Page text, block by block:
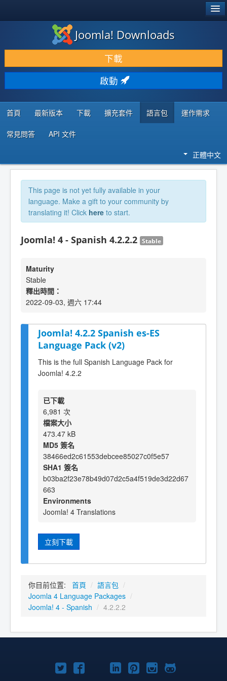
下載 & 擴充
發現 & 學習
社群 & 支援
程式者資源
Joomla! Downloads
下載
啟動
首頁 最新版本 下載 擴充套件 語言包 運作需求
常見問答 API 文件
正體中文
This page is not yet fully available in your
language. Make a gift to your community by
translating it! Click here to start.
Joomla! 4 - Spanish 4.2.2.2 Stable
Maturity
Stable
釋出時間：
2022-09-03, 週六 17:44
Joomla! 4.2.2 Spanish es-ES
Language Pack (v2)
This is the full Spanish Language Pack for
Joomla! 4.2.2
已下載
6,981 次
檔案大小
473.47 kB
MD5 簽名
38466ed2c61553debcee85027c0f5e57
SHA1 簽名
b03ba2f23e78b49d07d2c5a4f519de3d22d67
663
Environments
Joomla! 4 Translations
立刻下載
你目前位置: 首頁 / 語言包 /
Joomla 4 Language Packages /
Joomla! 4 - Spanish / 4.2.2.2
TwitterFacebookYouTube
Linkedln
Pinterest
Instagram
GitHub